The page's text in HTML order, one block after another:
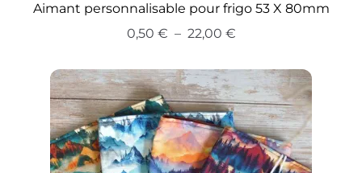
Aimant personnalisable pour frigo 53 X 80mm
0,50 € – 22,00 €Plage
prix :
0,50 €
à
22,00 €